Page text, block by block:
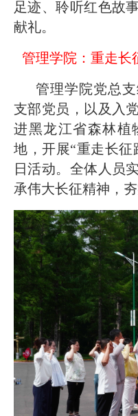
足迹、聆听红色故
献礼。
管理学院：重走长
管理学院党总
支部党员，以及入
进黑龙江省森林植
地，开展“重走长征
日活动。全体人员
承伟大长征精神，